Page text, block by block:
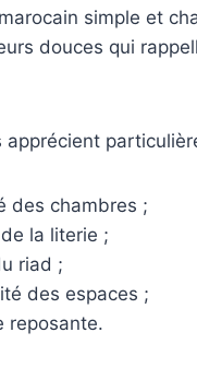
simple et
douces qui
apprécient
des chambres ;
la literie ;
riad ;
des espaces ;
reposante.